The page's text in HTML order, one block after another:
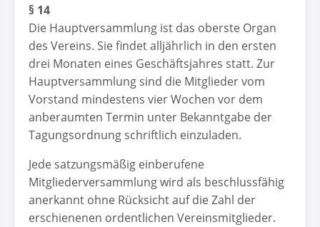
§ 14
Die Hauptversammlung ist das oberste Organ
des Vereins. Sie findet alljährlich in den ersten
drei Monaten eines Geschäftsjahres statt. Zur
Hauptversammlung sind die Mitglieder vom
Vorstand mindestens vier Wochen vor dem
anberaumten Termin unter Bekanntgabe der
Tagungsordnung schriftlich einzuladen.
Jede satzungsmäßig einberufene
Mitgliederversammlung wird als beschlussfähig
anerkannt ohne Rücksicht auf die Zahl der
erschienenen ordentlichen Vereinsmitglieder.